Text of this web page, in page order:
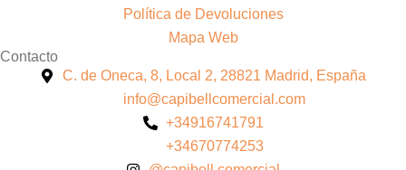
Política de Devoluciones
Mapa Web
Contacto
C. de Oneca, 8, Local 2, 28821 Madrid, España
info@capibellcomercial.com
+34916741791
+34670774253